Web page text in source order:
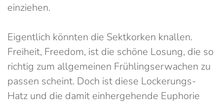
einziehen.
Eigentlich könnten die Sektkorken knallen.
Freiheit, Freedom, ist die schöne Losung, die so
richtig zum allgemeinen Frühlingserwachen zu
passen scheint. Doch ist diese Lockerungs-
Hatz und die damit einhergehende Euphorie